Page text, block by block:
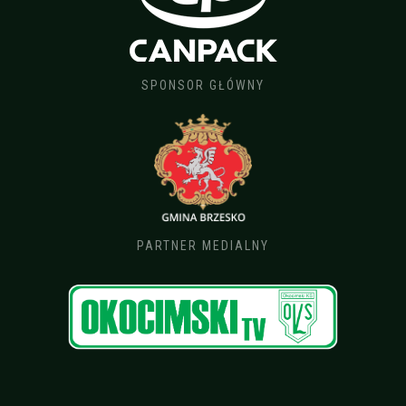
SPONSOR GŁÓWNY
PARTNER MEDIALNY